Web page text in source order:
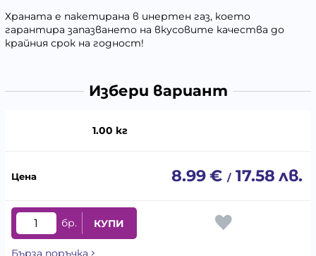
Храната е пакетирана в инертен газ, което
гарантира запaзването на вкусовите качества до
крайния срок на годност!
Избери вариант
1.00 кг
8.99€ / 17.58 лв.
бр. КУПИ
Бърза поръчка